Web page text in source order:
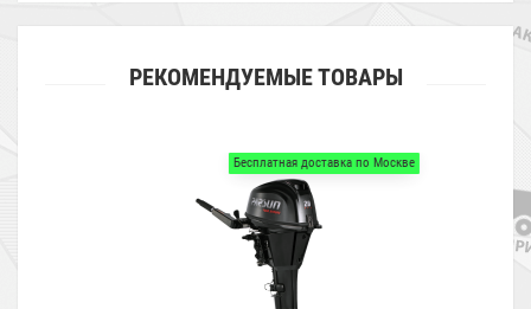
РЕКОМЕНДУЕМЫЕ ТОВАРЫ
Бесплатная доставка по Москве